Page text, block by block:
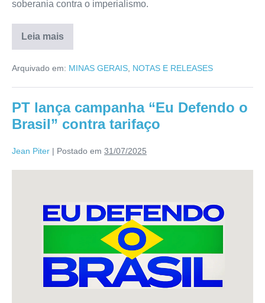
soberania contra o imperialismo.
Leia mais
Arquivado em: MINAS GERAIS NOTAS E RELEASES
PT lança campanha “Eu Defendo o
Brasil” contra tarifaço
Jean Piter | Postado em 31/07/2025